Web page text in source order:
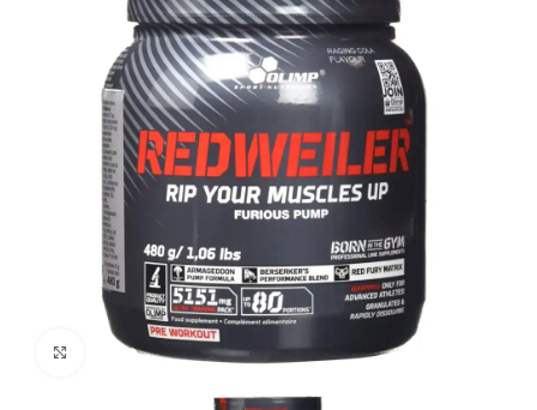
Agrandir